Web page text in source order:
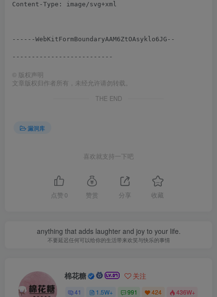
Content-Type: image/svg+xml
------WebKitFormBoundaryAAM6ZtOAsyklo6JG--
© 版权声明
文章版权归作者所有，未经允许请勿转载。
THE END
漏洞库
喜欢就支持一下吧
点赞 0 赞赏 分享 收藏
anything that adds laughter and joy to your life.
不要延迟任何可以给你的生活带来欢笑与快乐的事情
棉花糖 关注
41 1.5W+ 991 424 436W+